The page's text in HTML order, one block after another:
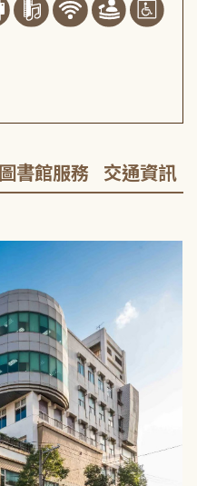
圖書館服務 交通資訊